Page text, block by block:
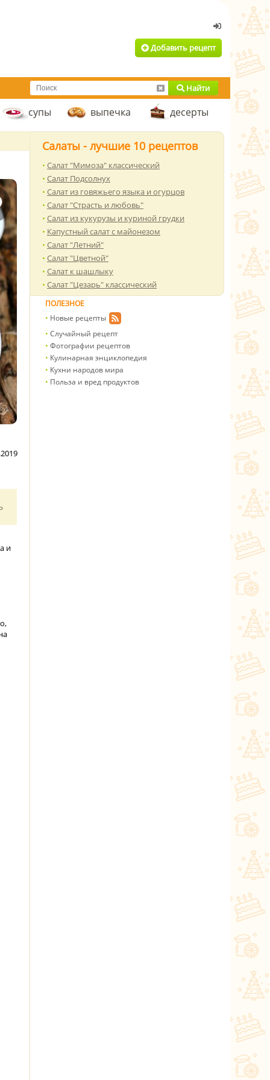
Добавить рецепт
Найти
супы выпечка десерты
и
Салаты - лучшие 10 рецептов
Салат "Мимоза" классический
Салат Подсолнух
Салат из говяжьего языка и огурцов
Салат "Страсть и любовь"
Салат из кукурузы и куриной грудки
Капустный салат с майонезом
Салат "Летний"
Салат "Цветной"
Салат к шашлыку
Салат "Цезарь" классический
ПОЛЕЗНОЕ
Новые рецепты
Случайный рецепт
Фотографии рецептов
Кулинарная энциклопедия
Кухни народов мира
Польза и вред продуктов